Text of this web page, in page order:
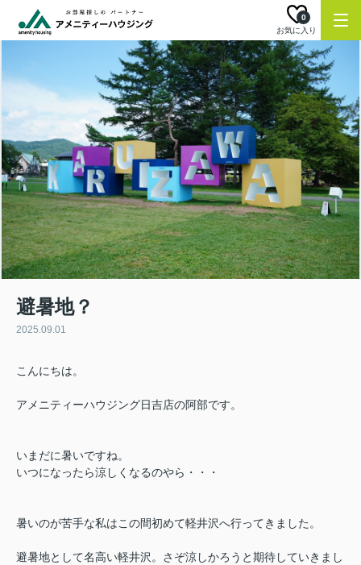
お気に入り
0
避暑地？
2025.09.01
こんにちは。
アメニティーハウジング日吉店の阿部です。
いまだに暑いですね。
いつになったら涼しくなるのやら・・・
暑いのが苦手な私はこの間初めて軽井沢へ行ってきました。
避暑地として名高い軽井沢。さぞ涼しかろうと期待していきまし